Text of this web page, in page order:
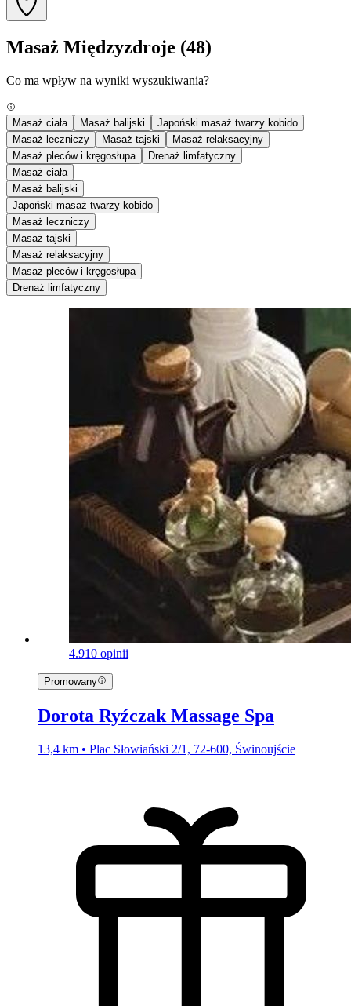
Masaż Międzyzdroje (48)
Co ma wpływ na wyniki wyszukiwania?
Masaż ciała Masaż balijski
Japoński masaż twarzy kobido
Masaż leczniczy
Masaż tajski
Masaż relaksacyjny
Masaż pleców i kręgosłupa
Drenaż limfatyczny
Masaż ciała
Masaż balijski
Japoński masaż twarzy kobido
Masaż leczniczy
Masaż tajski
Masaż relaksacyjny
Masaż pleców i kręgosłupa
Drenaż limfatyczny
4.910 opinii
Promowany
Dorota Ryźczak Massage Spa
13,4 km • Plac Słowiański 2/1, 72-600, Świnoujście